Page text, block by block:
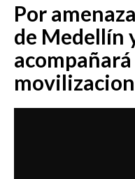
EMISIÓN
EMISIÓN
EMISIÓN
Por
de Medellín
acompañará